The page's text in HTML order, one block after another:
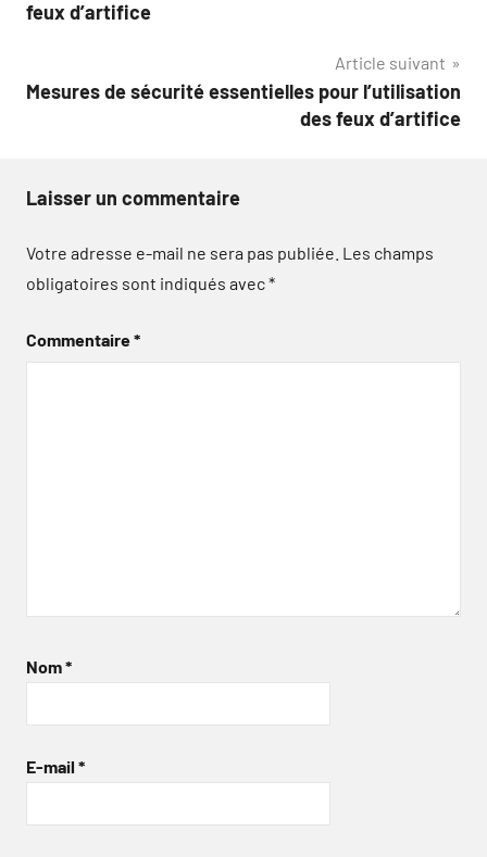
feux d’artifice
Article suivant
Mesures de sécurité essentielles pour l’utilisation
des feux d’artifice
Laisser un commentaire
Votre adresse e-mail ne sera pas publiée. Les champs
obligatoires sont indiqués avec*
Commentaire*
Nom*
E-mail *